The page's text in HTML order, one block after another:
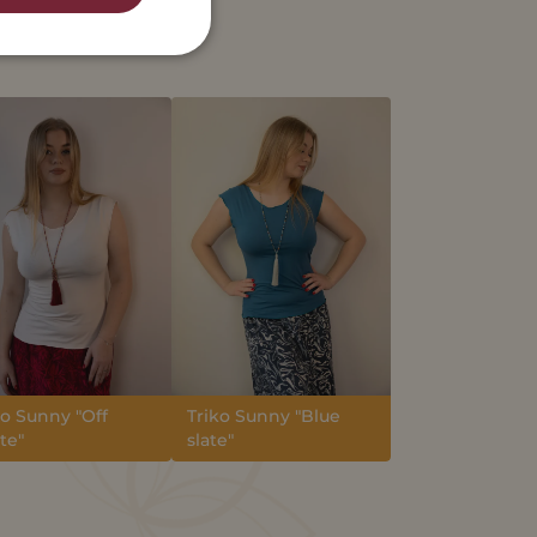
Sunny "Off
Triko Sunny "Blue
slate"